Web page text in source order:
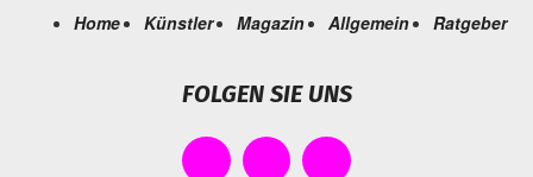
Home Künstler Magazin Allgemein Ratgeber
FOLGEN SIE UNS